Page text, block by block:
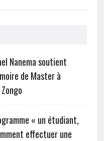
Nanema soutient
de Master à
« un étudiant,
effectuer une